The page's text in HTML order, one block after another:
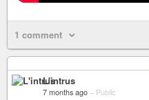
1 comment
L'intrus
7 months ago – Public